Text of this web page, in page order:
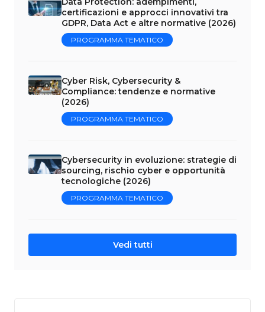
certificazioni e approcci innovativi tra
GDPR, Data Act e altre normative (2026)
PROGRAMMA TEMATICO
Cyber Risk, Cybersecurity &
Compliance: tendenze e normative
(2026)
PROGRAMMA TEMATICO
Cybersecurity in evoluzione: strategie di
sourcing, rischio cyber e opportunità
tecnologiche (2026)
PROGRAMMA TEMATICO
Vedi tutti